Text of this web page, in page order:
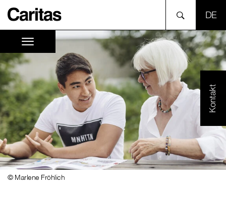
Kontakt
© Marlene Fröhlich